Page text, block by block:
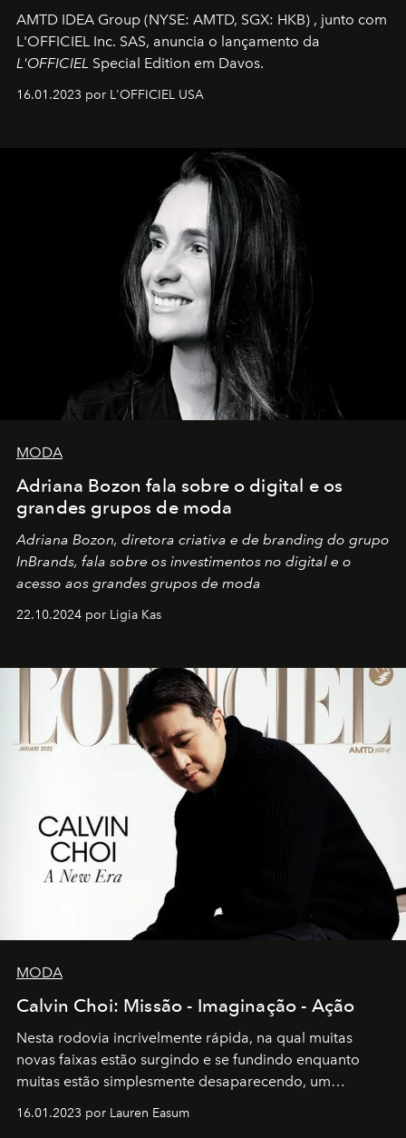
AMTD IDEA Group (NYSE: AMTD, SGX: HKB) , junto com
L'OFFICIEL Inc. SAS, anuncia o lançamento da
L'OFFICIEL Special Edition em Davos.
16.01.2023 por L'OFFICIEL USA
MODA
Adriana Bozon fala sobre o digital e os
grandes grupos de moda
Adriana Bozon, diretora criativa e de branding do grupo
InBrands, fala sobre os investimentos no digital e o
acesso aos grandes grupos de moda
22.10.2024 por Ligia Kas
MODA
Calvin Choi: Missão - Imaginação - Ação
Nesta rodovia incrivelmente rápida, na qual muitas
novas faixas estão surgindo e se fundindo enquanto
muitas estão simplesmente desaparecendo, um
transportador AMTD abrindo caminho para muitos
16.01.2023 por Lauren Easum